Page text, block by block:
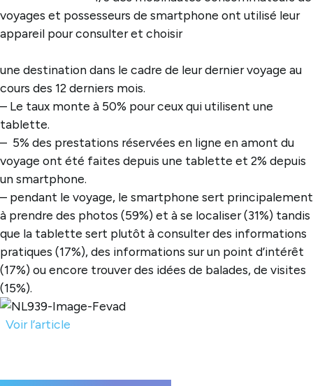
voyages et possesseurs de smartphone ont utilisé leur
appareil pour consulter et choisir
une destination dans le cadre de leur dernier voyage au
cours des 12 derniers mois.
– Le taux monte à 50% pour ceux qui utilisent une
tablette.
– 5% des prestations réservées en ligne en amont du
voyage ont été faites depuis une tablette et 2% depuis
un smartphone.
– pendant le voyage, le smartphone sert principalement
à prendre des photos (59%) et à se localiser (31%) tandis
que la tablette sert plutôt à consulter des informations
pratiques (17%), des informations sur un point d’intérêt
(17%) ou encore trouver des idées de balades, de visites
(15%).
Voir l’article